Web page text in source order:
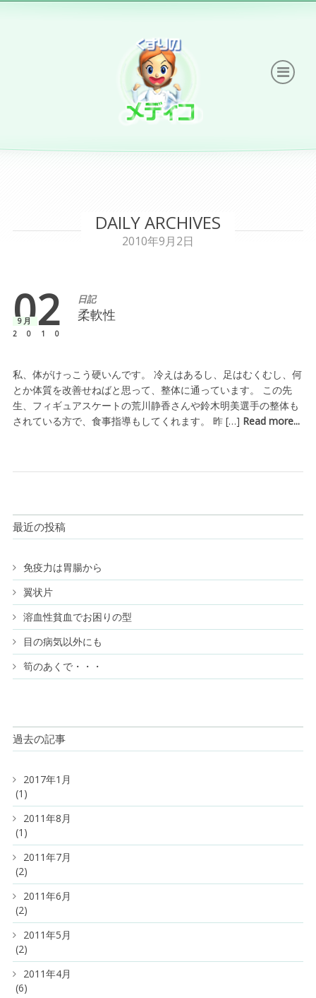
DAILY ARCHIVES
2010年9月2日
02
9月
2010
日記
柔軟性
私、体がけっこう硬いんです。 冷えはあるし、足はむくむし、何
とか体質を改善せねばと思って、整体に通っています。 この先
生、フィギュアスケートの荒川静香さんや鈴木明美選手の整体も
されている方で、食事指導もしてくれます。 昨 […] Read more...
最近の投稿
免疫力は胃腸から
翼状片
溶血性貧血でお困りの型
目の病気以外にも
筍のあくで・・・
過去の記事
2017年1月
(1)
2011年8月
(1)
2011年7月
(2)
2011年6月
(2)
2011年5月
(2)
2011年4月
(6)